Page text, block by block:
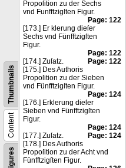
Figures
Content
Thumbnails
Propoſition zu der Sechs
vnd Funfftzigſten Figur.
Page: 122
[173.] Er klerung dieſer
Sechs vnd Fünfftzigſten
Figur.
Page: 122
[174.] Zuſatz.
Page: 122
[175.] Des Authoris
Propoſition zu der Sieben
vnd Fünfftzigſten Figur.
Page: 124
[176.] Erklerung dieſer
Sieben vnd Fünfftzigſten
Figur.
Page: 124
[177.] Zuſatz.
Page: 124
[178.] Des Authoris
Propoſition zu der Acht vnd
Fünfftzigſten Figur.